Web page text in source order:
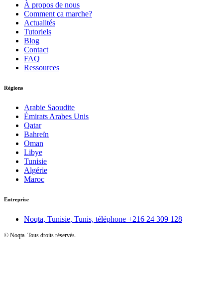
À propos de nous
Comment ça marche?
Actualités
Tutoriels
Blog
Contact
FAQ
Ressources
Régions
Arabie Saoudite
Émirats Arabes Unis
Qatar
Bahreïn
Oman
Libye
Tunisie
Algérie
Maroc
Entreprise
Noqta, Tunisie, Tunis, téléphone +216 24 309 128
© Noqta. Tous droits réservés.